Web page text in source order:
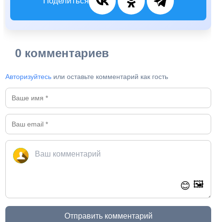
0 комментариев
Авторизуйтесь или оставьте комментарий как гость
😊 🖼️
Отправить комментарий